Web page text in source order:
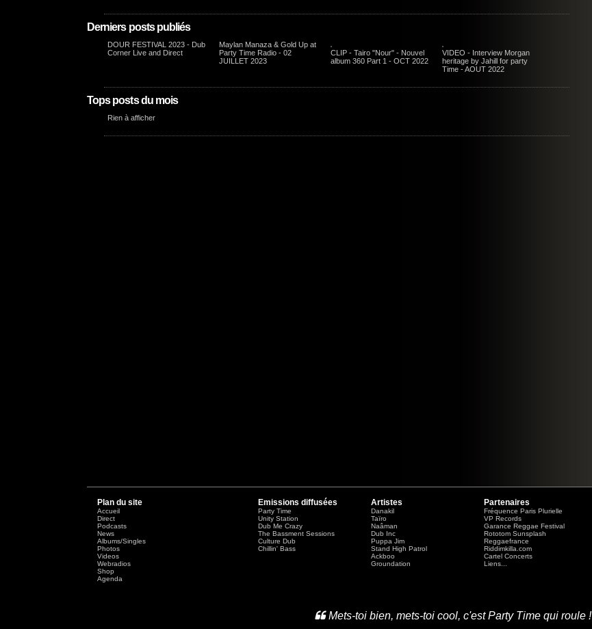
Derniers posts publiés
DOUR FESTIVAL 2023 - Dub
Corner Live and Direct
Maylan Manaza & Gold Up at
Party Time Radio - 02
JUILLET 2023
CLIP - Tairo "Nour" - Nouvel
album 360 Part 1 - OCT 2022
VIDEO - Interview Morgan
heritage by Jahill for party
Time - AOUT 2022
Tops posts du mois
Rien à afficher
Plan du site
Accueil
Direct
Podcasts
News
Albums/Singles
Photos
Videos
Webradios
Shop
Agenda
Emissions diffusées
Party Time
Unity Station
Dub Me Crazy
The Bassment Sessions
Culture Dub
Chillin' Bass
Artistes
Danakil
Taïro
Naâman
Dub Inc
Puppa Jim
Stand High Patrol
Ackboo
Groundation
Partenaires
Fréquence Paris Plurielle
VP Records
Garance Reggae Festival
Rototom Sunsplash
Reggaefrance
Riddimkilla.com
Cartel Concerts
Liens...
Mets-toi bien, mets-toi cool, c'est Party Time qui roule !